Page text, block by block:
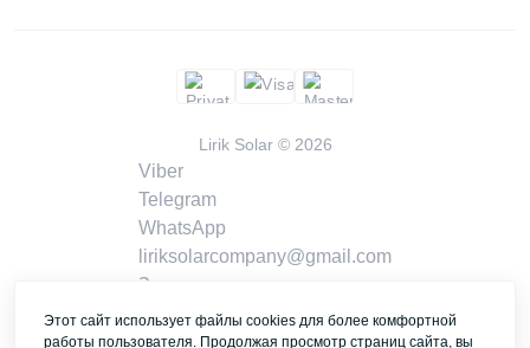
Lirik Solar © 2026
Viber
Telegram
WhatsApp
liriksolarcompany@gmail.com
Заказать звонок
Контакты
Этот сайт использует файлы cookies для более комфортной
работы пользователя. Продолжая просмотр страниц сайта, вы